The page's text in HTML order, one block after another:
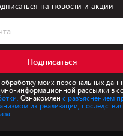
на новости и акции
Подписаться
моих персональных
информационной рассылки в
Ознакомлен с разъяснением
их реализации,